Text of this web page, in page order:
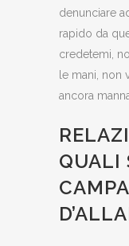
denunciare
rapido da
credetemi,
le mani, non
ancora
QUALI